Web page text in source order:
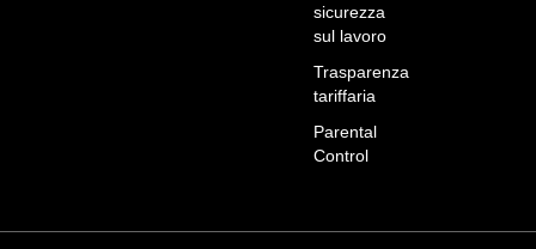
sicurezza
sul lavoro
Trasparenza
tariffaria
Parental
Control